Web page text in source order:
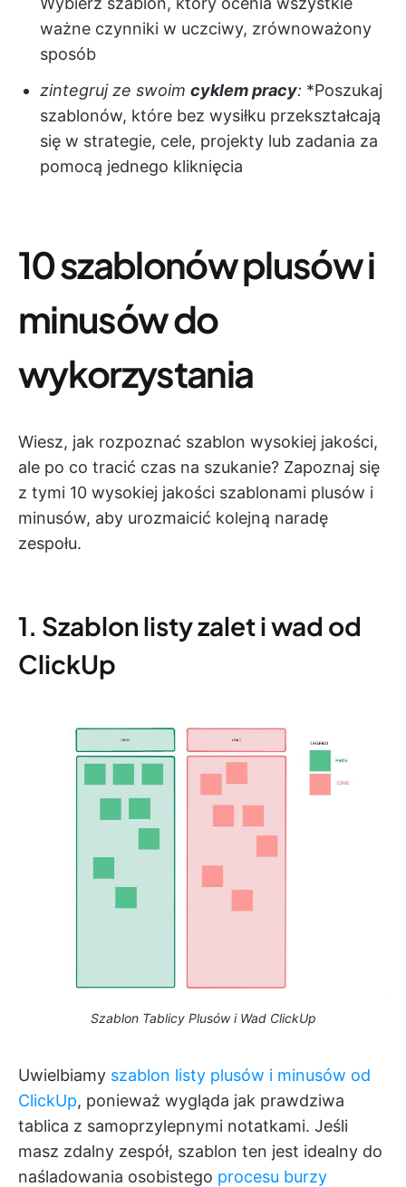
ważne czynniki w uczciwy, zrównoważony
sposób
zintegruj ze swoim cyklem pracy: *Poszukaj
szablonów, które bez wysiłku przekształcają
się w strategie, cele, projekty lub zadania za
pomocą jednego kliknięcia
10 szablonów plusów i
minusów do
wykorzystania
Wiesz, jak rozpoznać szablon wysokiej jakości,
ale po co tracić czas na szukanie? Zapoznaj się
z tymi 10 wysokiej jakości szablonami plusów i
minusów, aby urozmaicić kolejną naradę
zespołu.
1. Szablon listy zalet i wad od
ClickUp
Szablon Tablicy Plusów i Wad ClickUp
Uwielbiamy szablon listy plusów i minusów od
ClickUp, ponieważ wygląda jak prawdziwa
tablica z samoprzylepnymi notatkami. Jeśli
masz zdalny zespół, szablon ten jest idealny do
naśladowania osobistego procesu burzy